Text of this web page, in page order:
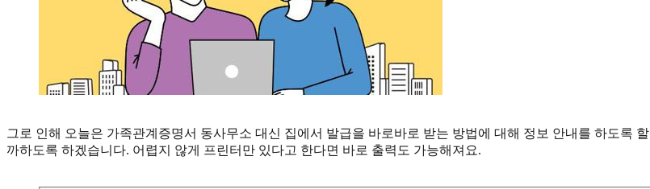
그로 인해 오늘은 가족관계증명서 동사무소 대신 집에서 발급을 바로바로 받는 방법에 대해 정보 안내를 하도록 할
까하도록 하겠습니다. 어렵지 않게 프린터만 있다고 한다면 바로 출력도 가능해져요.